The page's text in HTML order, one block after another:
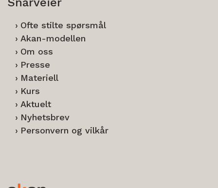
Ofte stilte spørsmål
Akan-modellen
Om oss
Presse
Materiell
Kurs
Aktuelt
Nyhetsbrev
Personvern og vilkår